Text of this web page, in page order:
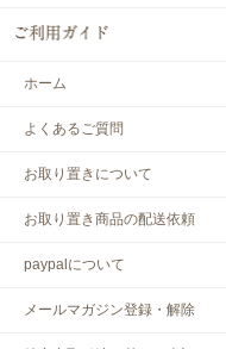
ホーム
よくあるご質問
お取り置きについて
お取り置き商品の配送依頼
paypalについて
メールマガジン登録・解除